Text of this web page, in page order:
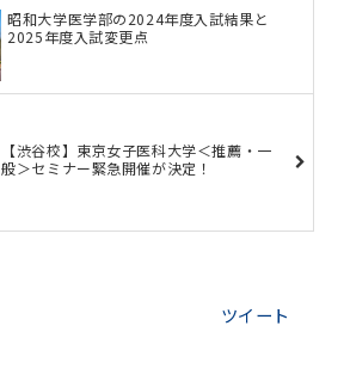
昭和大学医学部の2024年度入試結果と
2025年度入試変更点
【渋谷校】東京女子医科大学＜推薦・一
般＞セミナー緊急開催が決定！
ツイート